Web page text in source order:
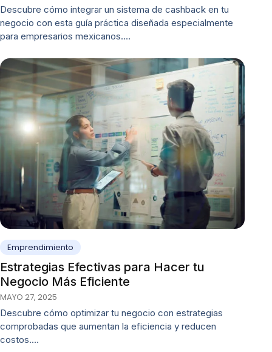
Descubre cómo integrar un sistema de cashback en tu
negocio con esta guía práctica diseñada especialmente
para empresarios mexicanos.…
Emprendimiento
Estrategias Efectivas para Hacer tu
Negocio Más Eficiente
MAYO 27, 2025
Descubre cómo optimizar tu negocio con estrategias
comprobadas que aumentan la eficiencia y reducen
costos.…